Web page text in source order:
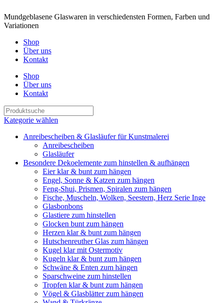
Mundgeblasene Glaswaren in verschiedensten Formen, Farben und
Variationen
Shop
Über uns
Kontakt
Shop
Über uns
Kontakt
Kategorie wählen
Anreibescheiben & Glasläufer für Kunstmalerei
Anreibescheiben
Glasläufer
Besondere Dekoelemente zum hinstellen & aufhängen
Eier klar & bunt zum hängen
Engel, Sonne & Katzen zum hängen
Feng-Shui, Prismen, Spiralen zum hängen
Fische, Muscheln, Wolken, Seestern, Herz Serie Inge
Glasbonbons
Glastiere zum hinstellen
Glocken bunt zum hängen
Herzen klar & bunt zum hängen
Hutschenreuther Glas zum hängen
Kugel klar mit Ostermotiv
Kugeln klar & bunt zum hängen
Schwäne & Enten zum hängen
Sparschweine zum hinstellen
Tropfen klar & bunt zum hängen
Vögel & Glasblätter zum hängen